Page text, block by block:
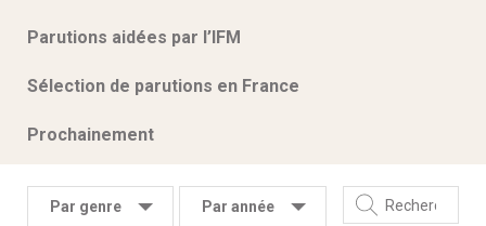
Parutions aidées par l’IFM
Sélection de parutions en France
Prochainement
Par genre Par année